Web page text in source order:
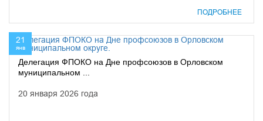
ПОДРОБНЕЕ
21
янв
Делегация ФПОКО на Дне профсоюзов в Орловском
муниципальном ...
20 января 2026 года